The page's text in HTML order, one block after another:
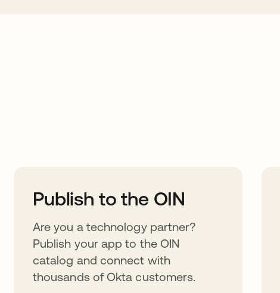
Publish to the OIN
Are you a technology partner?
Publish your app to the OIN
catalog and connect with
thousands of Okta customers.